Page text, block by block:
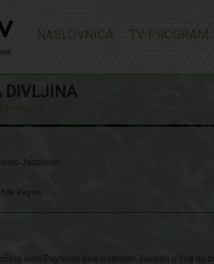
NASLOVNICA TV PROGRAM
DIVLJINA
Jacobsen
Payne
šumi Payneovi žive izoliranim životom u želji da